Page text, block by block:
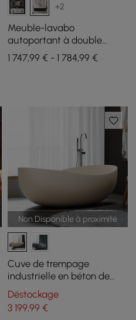
+2
Meuble-lavabo
autoportant à double
vasque de 150 cm avec
armoire de toilette à LED
1 747,99 € - 1 784,99 €
Non Disponible à proximité
Cuve de trempage
industrielle en béton de
1600 mm, cuve
autoportante ovale en
ciment beige avec déchets
Déstockage
3 199,99€